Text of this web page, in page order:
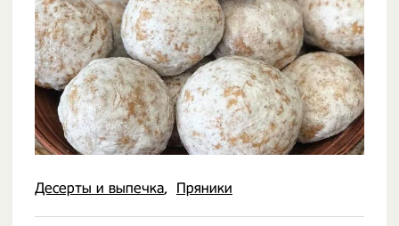
Десерты и выпечка Пряники